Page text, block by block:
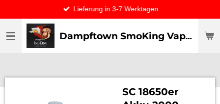
to
main
Dampftown SmoKing Vapor specialist & CO / VAPE ONLY THE BEST
Lieferung in 3-7 Werktagen
SC 18650er